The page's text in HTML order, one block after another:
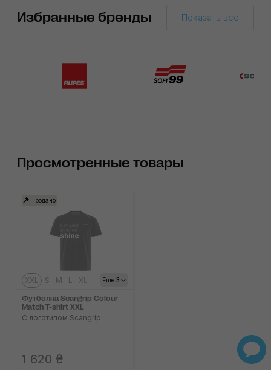
Избранные бренды Показать все
Просмотренные товары
Продано
Еще 3
XXL S M L XL
Футболка Scangrip Colour
Match T-shirt XXL
C логотипом Scangrip
1 620 ₴